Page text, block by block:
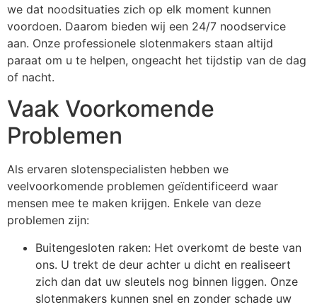
we dat noodsituaties zich op elk moment kunnen
voordoen. Daarom bieden wij een 24/7 noodservice
aan. Onze professionele slotenmakers staan altijd
paraat om u te helpen, ongeacht het tijdstip van de dag
of nacht.
Vaak Voorkomende
Problemen
Als ervaren slotenspecialisten hebben we
veelvoorkomende problemen geïdentificeerd waar
mensen mee te maken krijgen. Enkele van deze
problemen zijn:
Buitengesloten raken: Het overkomt de beste van
ons. U trekt de deur achter u dicht en realiseert
zich dan dat uw sleutels nog binnen liggen. Onze
slotenmakers kunnen snel en zonder schade uw